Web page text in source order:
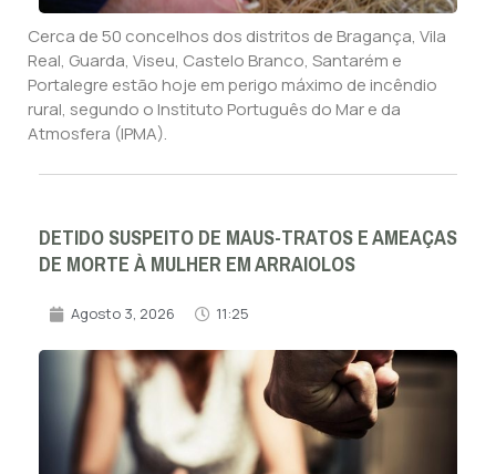
Cerca de 50 concelhos dos distritos de Bragança, Vila
Real, Guarda, Viseu, Castelo Branco, Santarém e
Portalegre estão hoje em perigo máximo de incêndio
rural, segundo o Instituto Português do Mar e da
Atmosfera (IPMA).
DETIDO SUSPEITO DE MAUS-TRATOS E AMEAÇAS
DE MORTE À MULHER EM ARRAIOLOS
Agosto 3, 2026 11:25